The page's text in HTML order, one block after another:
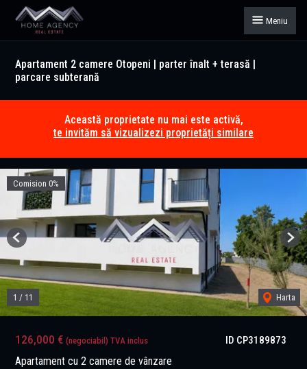
Meniu
Apartament 2 camere Otopeni | parter înalt + terasă |
parcare subterană
Această proprietate nu mai este activă,
te invităm să vizualizezi proprietăți similare
ID CP3189873
126,000 € (negociabil) TVA inclus
Apartament cu 2 camere de vânzare
Comision 0%
1 / 11 Harta
Previous Next